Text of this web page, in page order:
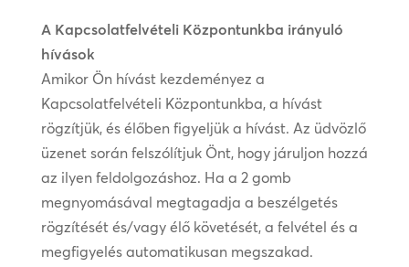
A Kapcsolatfelvételi Központunkba irányuló
hívások
Amikor Ön hívást kezdeményez a
Kapcsolatfelvételi Központunkba, a hívást
rögzítjük, és élőben figyeljük a hívást. Az üdvözlő
üzenet során felszólítjuk Önt, hogy járuljon hozzá
az ilyen feldolgozáshoz. Ha a 2 gomb
megnyomásával megtagadja a beszélgetés
rögzítését és/vagy élő követését, a felvétel és a
megfigyelés automatikusan megszakad.